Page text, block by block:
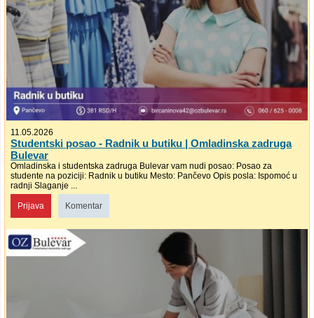
11.05.2026
Studentski posao - Radnik u butiku | Omladinska zadruga
Bulevar
Omladinska i studentska zadruga Bulevar vam nudi posao: Posao za
studente na poziciji: Radnik u butiku Mesto: Pančevo Opis posla: Ispomoć u
radnji Slaganje ...
Prijava Komentar